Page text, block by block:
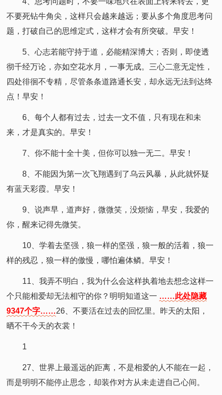
不要死钻牛角尖，这样只会越来越远；要从多个角度思考问
题，打破自己的思维定式，这样才会有所突破。早安！
5、心志若能守持于道，必能精深博大；否则，即使透
彻千经万论，亦如空花水月，一事无成。三心二意无定性，
四处徘徊不专精，尽管条条道路通长安，却永远无法到达终
点！早安！
6、每个人都有过去，过去一文不值，只有现在和未
来，才是真实的。早安！
7、你不能十全十美，但你可以独一无二。早安！
8、不能因为第一次飞翔遇到了乌云风暴，从此就怀疑
有蓝天彩霞。早安！
9、说声早，道声好，微微笑，没烦恼，早安，我爱的
你，醒来记得先微笑。
10、学着去坚强，狼一样的坚强，狼一般的活着，狼一
样的残忍，狼一样的傲慢，哪怕遍体鳞。早安！
11、我弄不明白，我为什么会这样执着地去想念这样一
个只能相爱却无法相守的你？明明知道这一 ……此处隐藏
9347个字……26、不要活在过去的回忆里。昨天的太阳，
晒不干今天的衣裳！
1
27、世界上最遥远的距离，不是相爱的人不能在一起，
而是明明不能停止思念，却装作对方从未走进自己心间。